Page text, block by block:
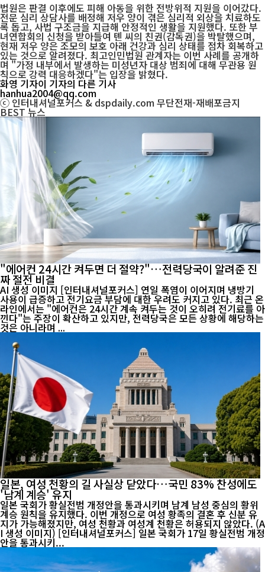
법원은 판결 이후에도 피해 아동을 위한 전방위적 지원을 이어갔다.
전문 심리 상담사를 배정해 저우 양이 겪은 심리적 외상을 치료하도
록 돕고, 사법 구조금을 지급해 안정적인 생활을 지원했다. 또한 부
녀연합회의 신청을 받아들여 톈 씨의 친권(감독권)을 박탈했으며,
현재 저우 양은 조모의 보호 아래 건강과 심리 상태를 점차 회복하고
있는 것으로 알려졌다. 최고인민법원 관계자는 이번 사례를 공개하
며 "가정 내부에서 발생하는 미성년자 대상 범죄에 대해 무관용 원
칙으로 강력 대응하겠다"는 입장을 밝혔다.
화영 기자이 기자의 다른 기사
hanhua2004@qq.com
ⓒ 인터내셔널포커스 & dspdaily.com 무단전재-재배포금지
BEST뉴스
"에어컨 24시간 켜두면 더 절약?"…전력당국이 알려준 진
짜 절전 비결
AI 생성 이미지 [인터내셔널포커스] 연일 폭염이 이어지며 냉방기
사용이 급증하고 전기요금 부담에 대한 우려도 커지고 있다. 최근 온
라인에서는 "에어컨은 24시간 계속 켜두는 것이 오히려 전기료를 아
낀다"는 주장이 확산하고 있지만, 전력당국은 모든 상황에 해당하는
것은 아니라며 ...
일본, 여성 천황의 길 사실상 닫았다…국민 83% 찬성에도
'남계 계승' 유지
일본 국회가 황실전범 개정안을 통과시키며 남계 남성 중심의 황위
계승 원칙을 유지했다. 이번 개정으로 여성 황족의 결혼 후 신분 유
지가 가능해졌지만, 여성 천황과 여성계 천황은 허용되지 않았다. (A
I 생성 이미지) [인터내셔널포커스] 일본 국회가 17일 황실전범 개정
안을 통과시키...